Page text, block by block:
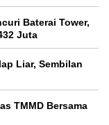
Baterai Tower,
Juta
Liar, Sembilan
TMMD Bersama